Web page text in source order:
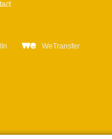
WeTransfer